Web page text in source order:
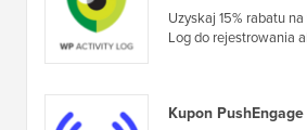
Uzyskaj 15% rabatu
Log do rejestrowania
Kupon PushEngage